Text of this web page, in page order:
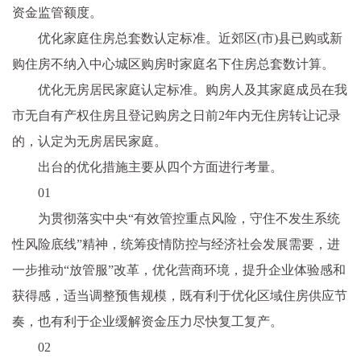
资金监管额度。
优化家庭住房总套数认定标准。 近郊区(市)县已购或新
购住房不纳入中心城区购房时家庭名下住房总套数计算。
优化无房居民家庭认定标准。购房人及其家庭成员在我
市无自有产权住房且登记购房之日前2年内无住房转让记录
的，认定为无房居民家庭。
出台的优化措施主要从四个方面进行考量。
01
为贯彻落实中央“有效管控重点风险，守住不发生系统
性风险底线”精神 ，统筹疫情防控与经济社会发展需要，进
一步推动“放管服”改革，优化营商环境，提升企业体验感和
获得感，适当调整预售规模，既有利于优化区域住房供应节
奏，也有利于企业缓解资金压力尽快复工复产。
02